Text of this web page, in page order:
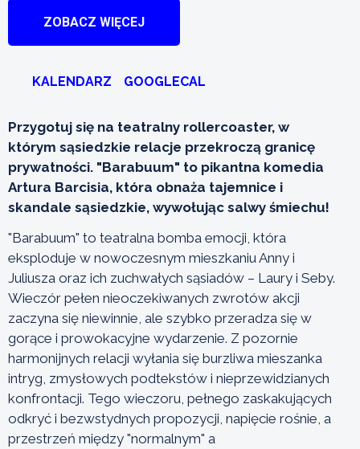
ZOBACZ WIĘCEJ
KALENDARZ GOOGLECAL
Przygotuj się na teatralny rollercoaster, w
którym sąsiedzkie relacje przekroczą granicę
prywatności. "Barabuum" to pikantna komedia
Artura Barcisia, która obnaża tajemnice i
skandale sąsiedzkie, wywołując salwy śmiechu!
"Barabuum" to teatralna bomba emocji, która
eksploduje w nowoczesnym mieszkaniu Anny i
Juliusza oraz ich zuchwałych sąsiadów – Laury i Seby.
Wieczór pełen nieoczekiwanych zwrotów akcji
zaczyna się niewinnie, ale szybko przeradza się w
gorące i prowokacyjne wydarzenie. Z pozornie
harmonijnych relacji wyłania się burzliwa mieszanka
intryg, zmysłowych podtekstów i nieprzewidzianych
konfrontacji. Tego wieczoru, pełnego zaskakujących
odkryć i bezwstydnych propozycji, napięcie rośnie, a
przestrzeń między "normalnym" a